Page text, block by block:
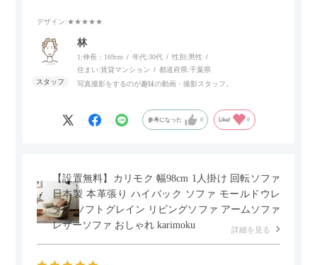
個人的にはコードレス＆充電式なので、コンセントの場所を気
にせず、好きな場所に置けるのが画期的に感じました。
デザイン:★★★★★
林
1:伸長：169cm 年代:30代 性別:男性
住まい:賃貸マンション 都道府県:千葉県
写真撮影をするのが趣味の動画・撮影スタッフ。
参考になった 0 Like! 0
【設置無料】カリモク 幅98cm 1人掛け 回転ソファ
日本製 本革張り ハイバック ソファ モールドウレ
タン ソフトグレイン リビングソファ アームソファ
レザーソファ おしゃれ karimoku
詳細を見る